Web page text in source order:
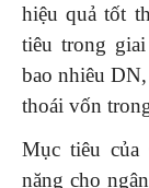
hiệu quả tốt
tiêu trong
bao nhiêu
thoái vốn
Mục tiêu của
nặng cho